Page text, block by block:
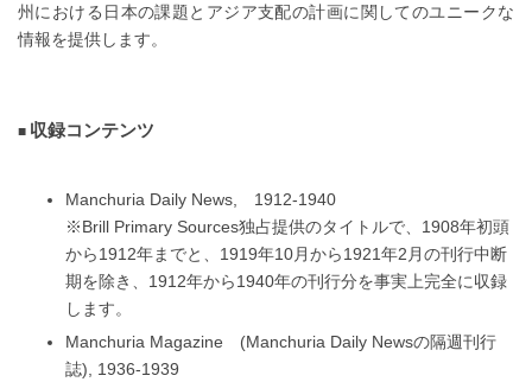
州における日本の課題とアジア支配の計画に関してのユニークな
情報を提供します。
収録コンテンツ
Manchuria Daily News, 1912-1940
※Brill Primary Sources独占提供のタイトルで、1908年初頭
から1912年までと、1919年10月から1921年2月の刊行中断
期を除き、1912年から1940年の刊行分を事実上完全に収録
します。
Manchuria Magazine (Manchuria Daily Newsの隔週刊行
誌), 1936-1939